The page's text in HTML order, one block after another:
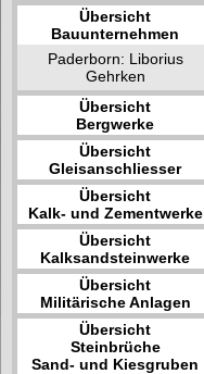
Übersicht
Bauunternehmen
Paderborn: Liborius
Gehrken
Übersicht
Bergwerke
Übersicht
Gleisanschliesser
Übersicht
Kalk- und Zementwerke
Übersicht
Kalksandsteinwerke
Übersicht
Militärische Anlagen
Übersicht
Steinbrüche
Sand- und Kiesgruben